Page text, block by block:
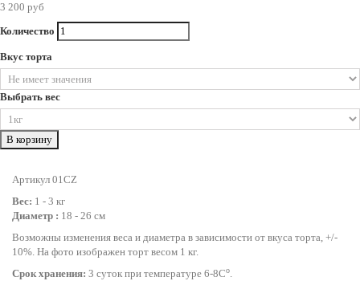
3 200 руб
Количество
Вкус торта
Выбрать вес
В корзину
Артикул 01CZ
Вес: 1 - 3 кг
Диаметр : 18 - 26 см
Возможны изменения веса и диаметра в зависимости от вкуса торта, +/-
10%. На фото изображен торт весом 1 кг.
Срок хранения: 3 суток при температуре 6-8Сo.